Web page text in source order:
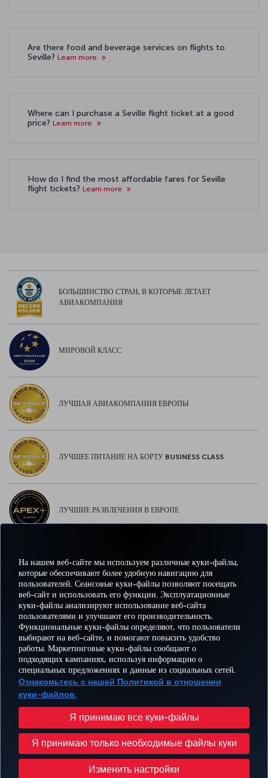
На нашем веб-сайте мы используем различные куки-файлы,
которые обеспечивают более удобную навигацию для
пользователей. Сеансовые куки-файлы позволяют посещать
веб-сайт и использовать его функции. Эксплуатационные
куки-файлы анализируют использование веб-сайта
пользователями и улучшают его производительность.
Функциональные куки-файлы определяют, что пользователи
выбирают на веб-сайте, и помогают повысить удобство
работы. Маркетинговые куки-файлы сообщают о
подходящих кампаниях, используя информацию о
специальных предложениях и данные из социальных сетей.
Ознакомьтесь с нашей Политикой в отношении
куки-файлов.
Я принимаю все куки-файлы
Я принимаю только необходимые файлы куки
Изменить настройки
Are there food and beverage services on flights to
Seville? Learn more
Where can I purchase a Seville flight ticket at a good
price? Learn more
How do I find the most affordable fares for Seville
flight tickets? Learn more
БОЛЬШИНСТВО СТРАН, В КОТОРЫЕ ЛЕТАЕТ
АВИАКОМПАНИЯ
МИРОВОЙ КЛАСС
ЛУЧШАЯ АВИАКОМПАНИЯ ЕВРОПЫ
ЛУЧШЕЕ ПИТАНИЕ НА БОРТУ BUSINESS CLASS
ЛУЧШИЕ РАЗВЛЕЧЕНИЯ В ЕВРОПЕ
ЛУЧШИЙ WI-FI В ЕВРОПЕ
Facebook
TwitterInstagram
YouTubeLinkedIn
TikTokБлогPinterest
БРОНИРУЙТЕ И
УПРАВЛЯЙТЕ
БРОНИРОВАНИЕМ
ВПЕЧАТЛЕНИЕ
ПРЕДЛОЖЕНИЯ
И
НАПРАВЛЕНИЯ
ПОМОЩЬ
Политика конфиденциальности и куки-файлы Правовое уведомление
Изменить настройки куки-файлов План обслуживания клиента Министерства транспорта США
Права субъектов данных в ЕС
© Turkish Airlines, 1996 – 2026 гг.